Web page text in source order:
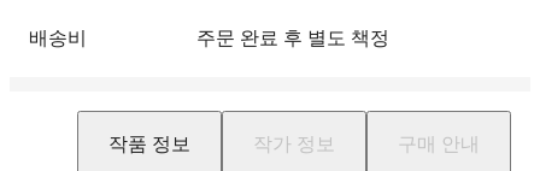
배송비 주문 완료 후 별도 책정
작품 정보 작가 정보 구매 안내